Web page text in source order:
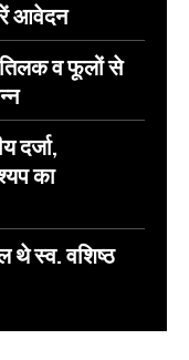
आवेदन
तिलक व फूलों से
दर्जा,
का
थे स्व. वशिष्ठ